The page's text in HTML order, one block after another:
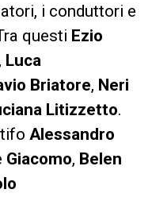
i conduttori e
questi Ezio
, Luca
Briatore, Neri
Litizzetto.
tifo Alessandro
Giacomo, Belen